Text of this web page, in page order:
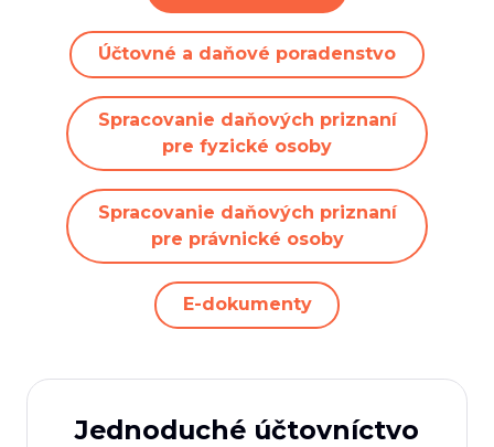
Účtovné a daňové poradenstvo
Spracovanie daňových priznaní
pre fyzické osoby
Spracovanie daňových priznaní
pre právnické osoby
E-dokumenty
Jednoduché účtovníctvo